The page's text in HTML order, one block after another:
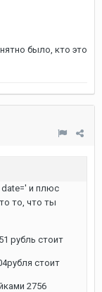
было, кто это
date=' и плюс
то, что ты
рубль стоит
стоит
2756